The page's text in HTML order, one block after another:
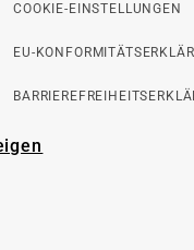
COOKIE-EINSTELLUNGEN
EU-